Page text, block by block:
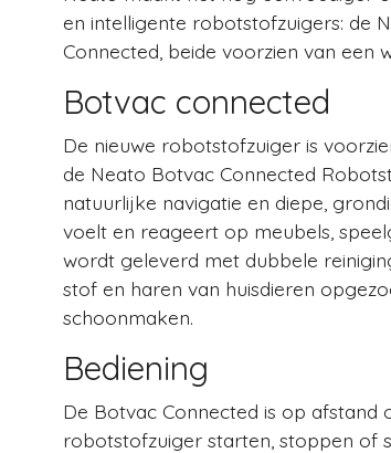
en intelligente robotstofzuigers: de
Connected, beide voorzien van een
Botvac connected
De nieuwe robotstofzuiger is
de Neato Botvac Connected
natuurlijke navigatie en diepe,
voelt en reageert op meubels,
wordt geleverd met dubbele
stof en haren van huisdieren
schoonmaken.
Bediening
De Botvac Connected is op
robotstofzuiger starten, stoppen of